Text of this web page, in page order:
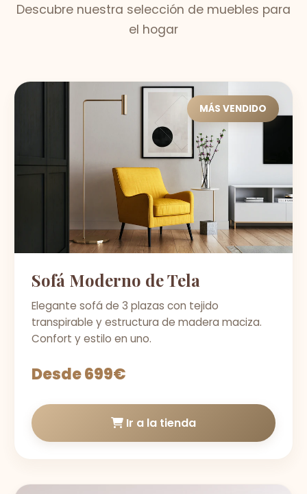
Descubre nuestra selección de muebles para
el hogar
MÁS VENDIDO
Sofá Moderno de Tela
Elegante sofá de 3 plazas con tejido
transpirable y estructura de madera maciza.
Confort y estilo en uno.
Desde 699€
Ir a la tienda